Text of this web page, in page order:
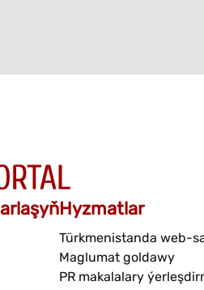
Hyzmatlar
Türkmenistanda web-
Maglumat goldawy
PR makalalary